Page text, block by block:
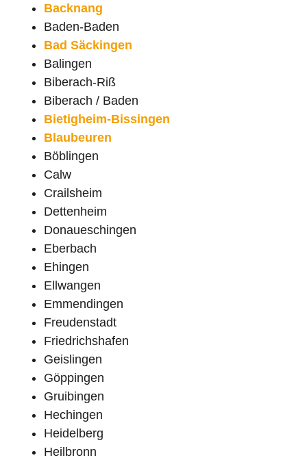
Backnang
Baden-Baden
Bad Säckingen
Balingen
Biberach-Riß
Biberach / Baden
Bietigheim-Bissingen
Blaubeuren
Böblingen
Calw
Crailsheim
Dettenheim
Donaueschingen
Eberbach
Ehingen
Ellwangen
Emmendingen
Freudenstadt
Friedrichshafen
Geislingen
Göppingen
Gruibingen
Hechingen
Heidelberg
Heilbronn